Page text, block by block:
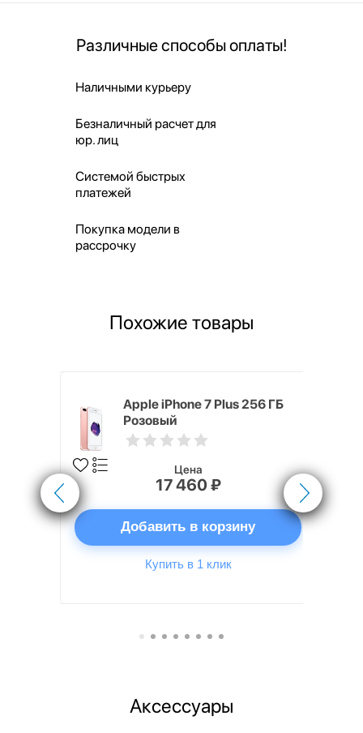
Различные способы оплаты!
Наличными курьеру
Безналичный расчет для
юр. лиц
Системой быстрых
платежей
Покупка модели в
рассрочку
Похожие товары
Apple iPhone 7 Plus 256 ГБ
Розовый
Цена
17 460 ₽
Добавить в корзину
Купить в 1 клик
Аксессуары